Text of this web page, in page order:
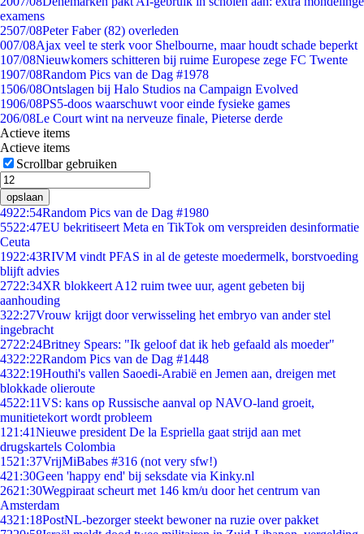
examens
2507/08Peter Faber (82) overleden
007/08Ajax veel te sterk voor Shelbourne, maar houdt schade beperkt
107/08Nieuwkomers schitteren bij ruime Europese zege FC Twente
1907/08Random Pics van de Dag #1978
1506/08Ontslagen bij Halo Studios na Campaign Evolved
1906/08PS5-doos waarschuwt voor einde fysieke games
206/08Le Court wint na nerveuze finale, Pieterse derde
Actieve items
Actieve items
Scrollbar gebruiken
opslaan
4922:54Random Pics van de Dag #1980
5522:47EU bekritiseert Meta en TikTok om verspreiden desinformatie
Ceuta
1922:43RIVM vindt PFAS in al de geteste moedermelk, borstvoeding
blijft advies
2722:34XR blokkeert A12 ruim twee uur, agent gebeten bij
aanhouding
322:27Vrouw krijgt door verwisseling het embryo van ander stel
ingebracht
2722:24Britney Spears: "Ik geloof dat ik heb gefaald als moeder"
4322:22Random Pics van de Dag #1448
4322:19Houthi's vallen Saoedi-Arabië en Jemen aan, dreigen met
blokkade olieroute
4522:11VS: kans op Russische aanval op NAVO-land groeit,
munitietekort wordt probleem
1 21:41Nieuwe president De la Espriella gaat strijd aan met
drugskartels Colombia
1521:37VrijMiBabes #316 (not very sfw!)
421:30Geen 'happy end' bij seksdate via Kinky.nl
2621:30Wegpiraat scheurt met 146 km/u door het centrum van
Amsterdam
4321:18PostNL-bezorger steekt bewoner na ruzie over pakket